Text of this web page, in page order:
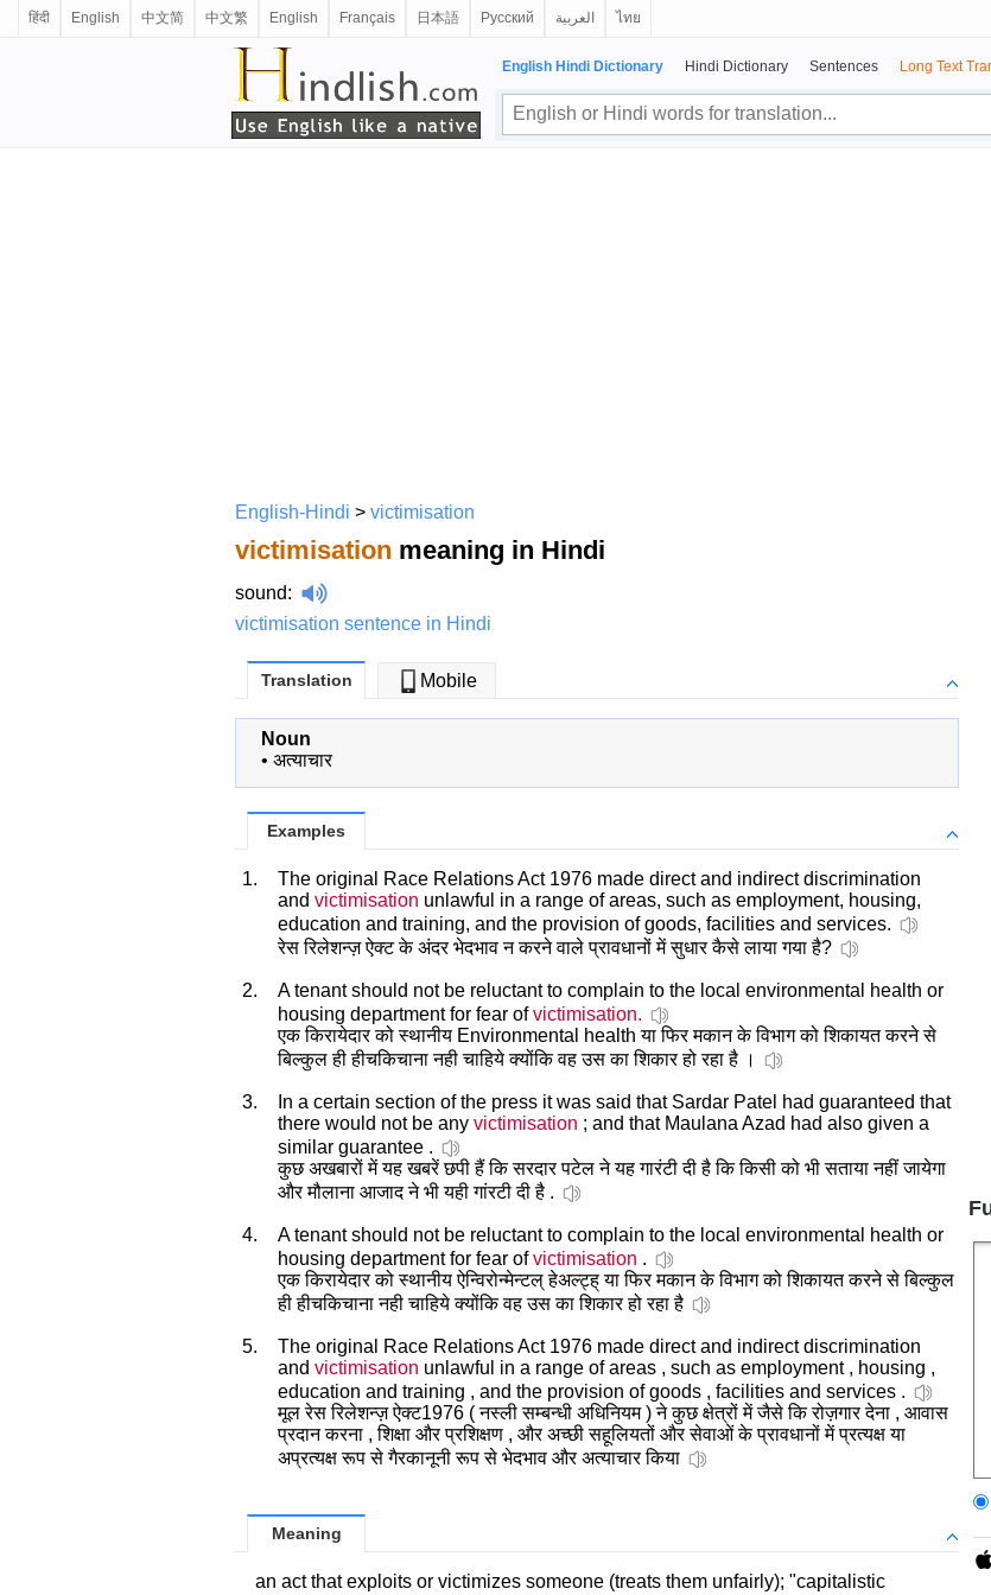
हिंदी English 中文简 中文繁 English Français 日本語 Русский العربية ไทย
English Hindi Dictionary Hindi Dictionary Sentences Long Text
English-Hindi > victimisation
victimisation meaning in Hindi
sound:
victimisation sentence in Hindi
Translation Mobile
Noun
• अत्याचार
Examples
1.
The original Race Relations Act 1976 made direct and indirect discrimination
and victimisation unlawful in a range of areas, such as employment, housing,
education and training, and the provision of goods, facilities and services.
रेस रिलेशन्ज़ ऐक्ट के अंदर भेदभाव न करने वाले प्रावधानों में सुधार कैसे लाया गया है?
2.
A tenant should not be reluctant to complain to the local environmental health or
housing department for fear ofvictimisation.
एक किरायेदार को स्थानीय Environmental health या फिर मकान के विभाग को शिकायत करने से
बिल्कुल ही हीचकिचाना नही चाहिये क्योंकि वह उस का शिकार हो रहा है ।
3.
In a certain section of the press it was said that Sardar Patel had guaranteed that
there would not be any victimisation ; and that Maulana Azad had also given a
similar guarantee .
कुछ अखबारों में यह खबरें छपी हैं कि सरदार पटेल ने यह गारंटी दी है कि किसी को भी सताया नहीं जायेगा
और मौलाना आजाद ने भी यही गांरटी दी है .
4.
A tenant should not be reluctant to complain to the local environmental health or
housing department for fear ofvictimisation .
एक किरायेदार को स्थानीय ऐन्विरोन्मेन्टल् हेअल्ट्ह् या फिर मकान के विभाग को शिकायत करने से बिल्कुल
ही हीचकिचाना नही चाहिये क्योंकि वह उस का शिकार हो रहा है
5.
The original Race Relations Act 1976 made direct and indirect discrimination
and victimisation unlawful in a range of areas , such as employment , housing ,
education and training , and the provision of goods , facilities and services .
मूल रेस रिलेशन्ज़ ऐक्ट1976 ( नस्ली सम्बन्धी अधिनियम ) ने कुछ क्षेत्रों में जैसे कि रोज़गार देना , आवास
प्रदान करना , शिक्षा और प्रशिक्षण , और अच्छी सहूलियतों और सेवाओं के प्रावधानों में प्रत्यक्ष या
अप्रत्यक्ष रूप से गैरकानूनी रूप से भेदभाव और अत्याचार किया
Meaning
an act that exploits or victimizes someone (treats them unfairly); "capitalistic